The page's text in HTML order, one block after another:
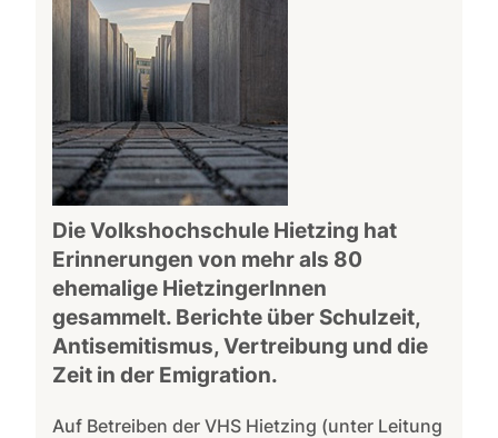
Die Volkshochschule Hietzing hat
Erinnerungen von mehr als 80
ehemalige HietzingerInnen
gesammelt. Berichte über Schulzeit,
Antisemitismus, Vertreibung und die
Zeit in der Emigration.
Auf Betreiben der VHS Hietzing (unter Leitung